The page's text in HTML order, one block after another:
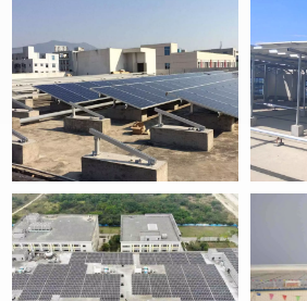
ĐỌC THÊM